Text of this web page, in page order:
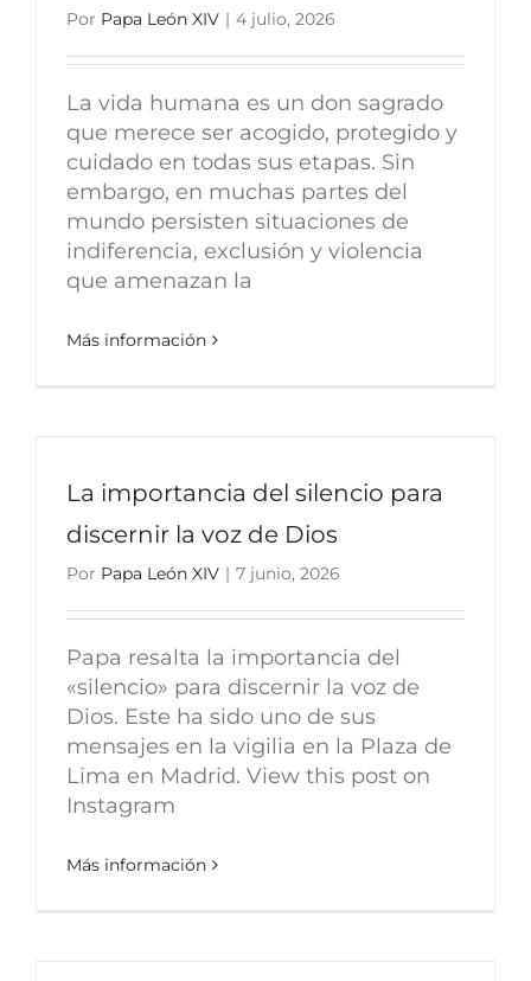
Por Papa León XIV | 4 julio, 2026
La vida humana es un don sagrado
que merece ser acogido, protegido y
cuidado en todas sus etapas. Sin
embargo, en muchas partes del
mundo persisten situaciones de
indiferencia, exclusión y violencia
que amenazan la
Más información
La importancia del silencio para
discernir la voz de Dios
Por Papa León XIV | 7 junio, 2026
Papa resalta la importancia del
«silencio» para discernir la voz de
Dios. Este ha sido uno de sus
mensajes en la vigilia en la Plaza de
Lima en Madrid. View this post on
Instagram
Más información